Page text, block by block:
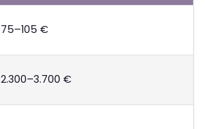
75–105 €
2.300–3.700 €